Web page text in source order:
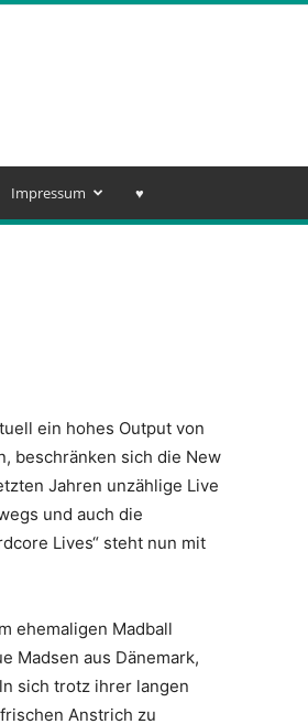
Impressum ♥️
ein hohes Output von
beschränken sich die New
Jahren unzählige Live
und auch die
Lives“ steht nun mit
ehemaligen Madball
Madsen aus Dänemark,
sich trotz ihrer langen
Anstrich zu